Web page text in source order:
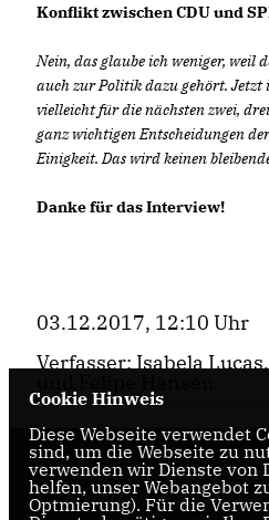
Konflikt zwischen CDU und
Nein, das glaube ich weniger, weil
auch zur Politik dazu gehört.
vielleicht für die nächsten zwei,
ganz wichtigen Entscheidungen
Einigkeit. Das wird keinen
Danke für das Interview!
03.12.2017, 12:10 Uhr
Verfasser: Isabela
Internetseite der CDU-
Braunschweig, mit
Cookie Hinweis
Diese Webseite verwendet
sind, um die Webseite zu
verwenden wir Dienste von
helfen, unser Webangebot
Optmierung). Für die